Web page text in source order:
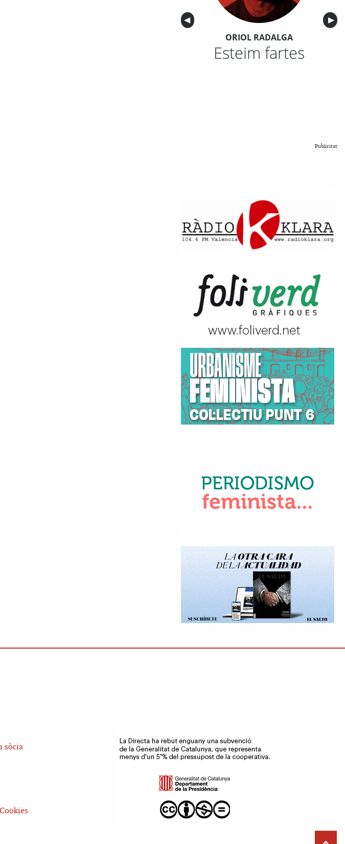
Anterior
◀︎ ▶︎
ORIOL RADALGA
Esteim fartes
Publicitat
sòcia